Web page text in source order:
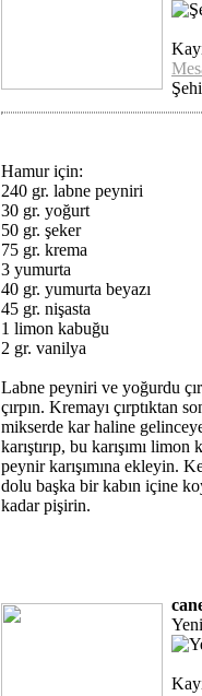
Hamur için:
240 gr. labne peyniri
30 gr. yoğurt
50 gr. şeker
75 gr. krema
3 yumurta
40 gr. yumurta beyazı
45 gr. nişasta
1 limon kabuğu
2 gr. vanilya
Labne peyniri ve yoğurdu
çırpın. Kremayı çırptıktan
mikserde kar haline
karıştırıp, bu karışımı
peynir karışımına ekleyin.
dolu başka bir kabın içine
kadar pişirin.